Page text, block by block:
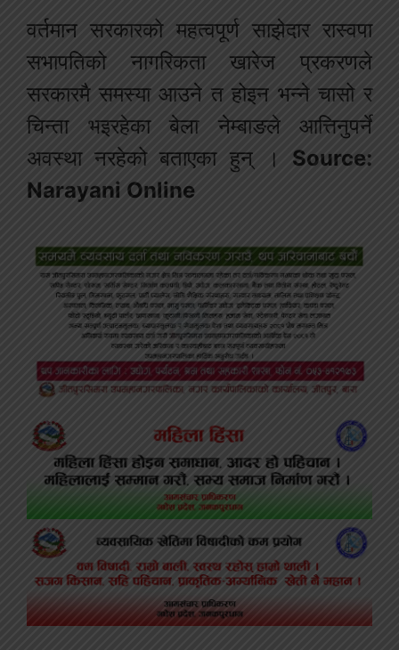
वर्तमान सरकारको महत्वपूर्ण साझेदार रास्वपा
सभापतिको नागरिकता खारेज प्रकरणले
सरकारमै समस्या आउने त होइन भन्ने चासो र
चिन्ता भइरहेका बेला नेम्बाङले आत्तिनुपर्ने
अवस्था नरहेको बताएका हुन् । Source:
Narayani Online